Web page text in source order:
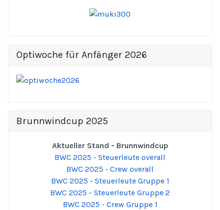
Optiwoche für Anfänger 2026
Brunnwindcup 2025
Aktueller Stand - Brunnwindcup
BWC 2025 - Steuerleute overall
BWC 2025 - Crew overall
BWC 2025 - Steuerleute Gruppe 1
BWC 2025 - Steuerleute Gruppe 2
BWC 2025 - Crew Gruppe 1